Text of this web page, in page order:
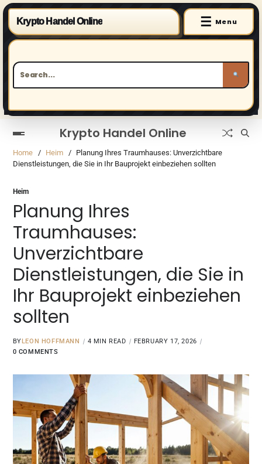
Krypto Handel Online ☰ Menu
Krypto Handel Online
Home Heim
Planung Ihres Traumhauses: Unverzichtbare
Dienstleistungen, die Sie in Ihr Bauprojekt einbeziehen sollten
Heim
Planung Ihres
Traumhauses:
Unverzichtbare
Dienstleistungen, die Sie in
Ihr Bauprojekt einbeziehen
sollten
BYLEON HOFFMANN 4 MIN READ
FEBRUARY 17, 2026
0 COMMENTS